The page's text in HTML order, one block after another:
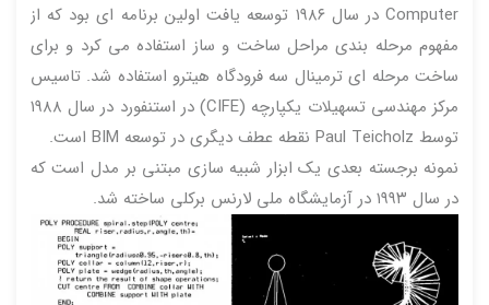
Computer در سال ۱۹۸۶ توسعه یافت اولین برنامه ای بود که از
مفهوم مرحله بندی مراحل ساخت و ساز استفاده می کرد و برای
ساخت مرحله ای ترمینال سه فرودگاه هیترو استفاده شد. تاسیس
مرکز مهندسی تسهیلات یکپارچه (CIFE) در استنفورد در سال ۱۹۸۸
توسط Paul Teicholz نقطه عطف دیگری در توسعه BIM است.
نمونه برجسته بعدی یک ابزار شبیه سازی مبتنی بر مدل است که
در سال ۱۹۹۳ در آزمایشگاه ملی لارنس برکلی ساخته شد.